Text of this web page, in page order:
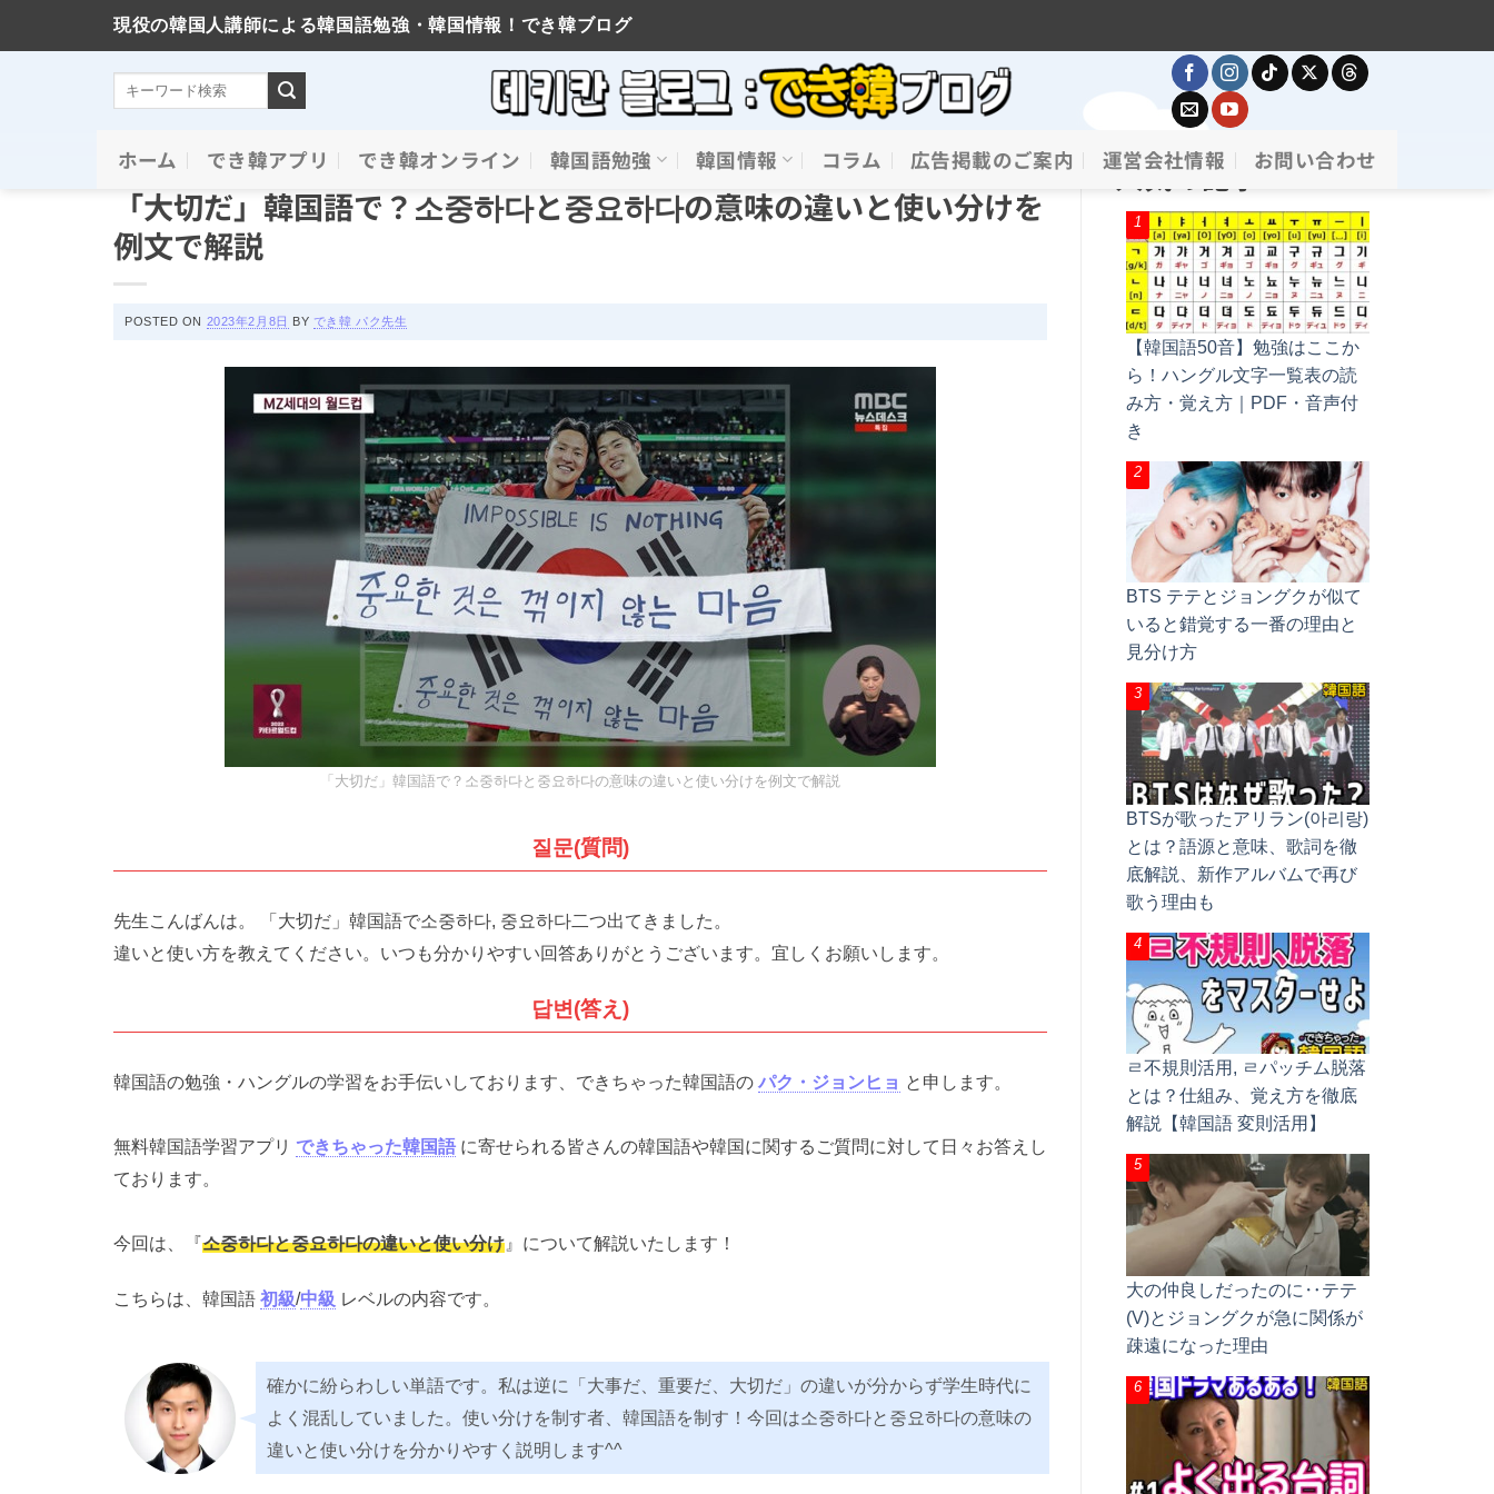
現役の韓国人講師による韓国語勉強・韓国情報！でき韓ブログ
ホーム でき韓アプリ でき韓オンライン 韓国語勉強 韓国情報 コラム 広告掲載のご案内 運営会社情報 お問い合わせ
単語の意味と使い方
「大切だ」韓国語で？소중하다と중요하다の意味の違いと使い分けを
例文で解説
POSTED ON 2023年2月8日 BY でき韓 パク先生
「大切だ」韓国語で？소중하다と중요하다の意味の違いと使い分けを例文で解説
질문(質問)
先生こんばんは。 「大切だ」韓国語で소중하다, 중요하다二つ出てきました。
違いと使い方を教えてください。いつも分かりやすい回答ありがとうございます。宜しくお願いします。
답변(答え)
韓国語の勉強・ハングルの学習をお手伝いしております、できちゃった韓国語の パク・ジョンヒョ と申します。
無料韓国語学習アプリ できちゃった韓国語 に寄せられる皆さんの韓国語や韓国に関するご質問に対して日々お答えし
ております。
今回は、『소중하다と중요하다の違いと使い分け 』について解説いたします！
こちらは、韓国語 初級/中級 レベルの内容です。
確かに紛らわしい単語です。私は逆に「大事だ、重要だ、大切だ」の違いが分からず学生時代に
よく混乱していました。使い分けを制す者、韓国語を制す！今回は소중하다と중요하다の意味の
違いと使い分けを分かりやすく説明します^^
人気の記事
【韓国語50音】勉強はここか
ら！ハングル文字一覧表の読
み方・覚え方｜PDF・音声付
き
BTS テテとジョングクが似て
いると錯覚する一番の理由と
見分け方
BTSが歌ったアリラン(아리랑)
とは？語源と意味、歌詞を徹
底解説、新作アルバムで再び
歌う理由も
ㄹ不規則活用, ㄹパッチム脱落
とは？仕組み、覚え方を徹底
解説【韓国語 変則活用】
大の仲良しだったのに‥テテ
(V)とジョングクが急に関係が
疎遠になった理由